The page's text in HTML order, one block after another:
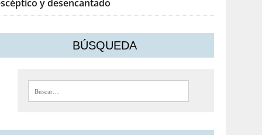
y desencantado
BÚSQUEDA
Buscar: